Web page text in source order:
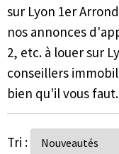
sur Lyon 1er
nos annonces
2, etc. à louer sur
conseillers
bien qu'il vous faut.
Tri :